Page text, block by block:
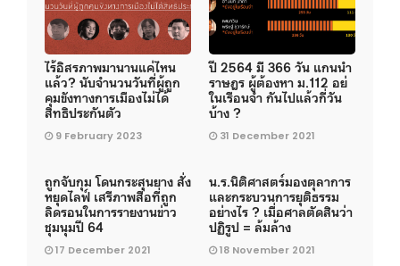
ไร้อิสรภาพมานานแค่ไหน
แล้ว? นับจำนวนวันที่ผู้ถูก
คุมขังทางการเมืองไม่ได้
สิทธิประกันตัว
9 February 2023
ปี 2564 มี 366 วัน แกนนำ
ราษฎร ผู้ต้องหา ม.112 อย่
ในเรือนจำ กันไปแล้วกี่วัน
บ้าง ?
31 December 2021
ถูกจับกุม โดนกระสุนยาง สั่ง
หยุดไลฟ์ เสรีภาพสื่อที่ถูก
ลิดรอนในการรายงานข่าว
ชุมนุมปี 64
17 December 2021
น.ร.นิติศาสตร์มองตุลาการ
และกระบวนการยุติธรรม
อย่างไร ? เมื่อศาลตัดสินว่า
ปฏิรูป = ล้มล้าง
18 November 2021